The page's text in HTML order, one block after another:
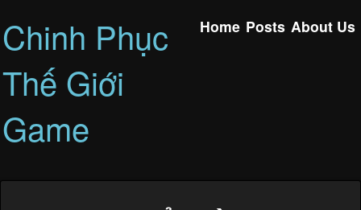
Chinh Phục
Thế Giới
Game
Home Posts About Us